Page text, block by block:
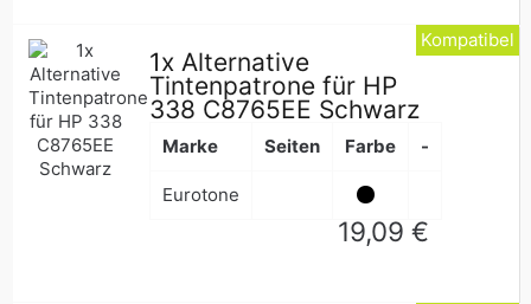
1x Alternative
Tintenpatrone für HP
338 C8765EE Schwarz
Marke Seiten Farbe -
Eurotone
Normaler
Preis
19,09 €
Kompatibel